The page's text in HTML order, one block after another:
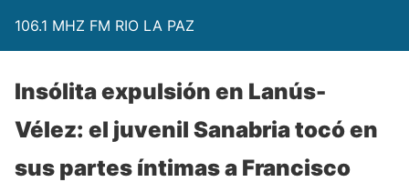
106.1 MHZ FM RIO LA PAZ
Insólita expulsión en Lanús-
Vélez: el juvenil Sanabria tocó en
sus partes íntimas a Francisco